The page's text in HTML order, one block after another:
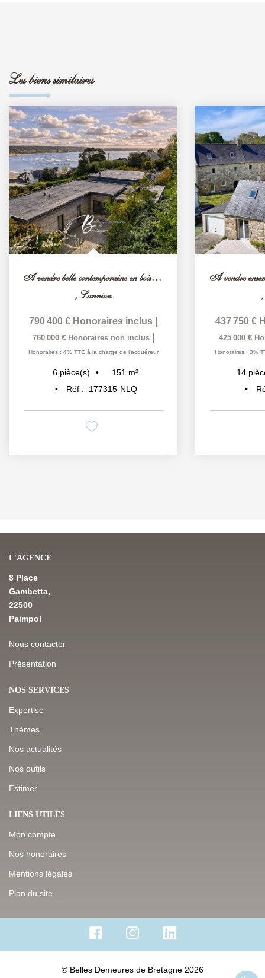
Les biens similaires
A vendre belle contemporaine en bois face à la baie Côtes...
, Lannion
790 400 € Honoraires inclus
760 000 € Honoraires non inclus
Honoraires : 4% TTC à la charge de l'acquéreur
6 pièce(s) 151 m²
Réf :
177315-NLQ
437 750 €
425 000 €
Honoraires : 3%
14
L'AGENCE
8 Place
Gambetta,
22500
Paimpol
Nous contacter
Présentation
NOS SERVICES
Expertise
Thèmes
Nos actualités
Nos outils
Estimer
LIENS UTILES
Mon compte
Nos honoraires
Mentions légales
Plan du site
© Belles Demeures de Bretagne 2026